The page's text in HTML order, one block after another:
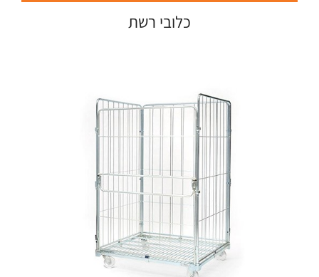
כלובי רשת